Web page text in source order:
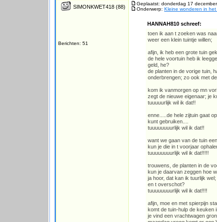
SIMONKWET418 (88)
Berichten: 51
Geplaatst: donderdag 17
Onderwerp: Kleine wonderen in
HANNAH810 schreef:
toen ik aan t zoeken was
weer een klein tuintje willen;
afijn, ik heb een grote tuin
de hele voortuin heb ik
geld, he?
de planten in de vorige tuin,
onderbrengen; zo ook met
kom ik vanmorgen op mn
zegt de nieuwe eigenaar; je
tuuuuurlijk wil ik dat!!
enne.....de hele zijtuin gaat
kunt gebruiken....
tuuuuuuuurlijk wil ik dat!!
want we gaan van de tuin
kun je die in t voorjaar
tuuuuuuuurlijk wil ik dat!!!!!
trouwens, de planten in de
kun je daarvan zeggen hoe
ja hoor, dat kan ik tuurlijk
en t overschot?
tuuuuuuuurlijk wil ik dat!!!!
afijn, moe en met spierpijn
komt de tuin-hulp de keuken
je vind een vrachtwagen